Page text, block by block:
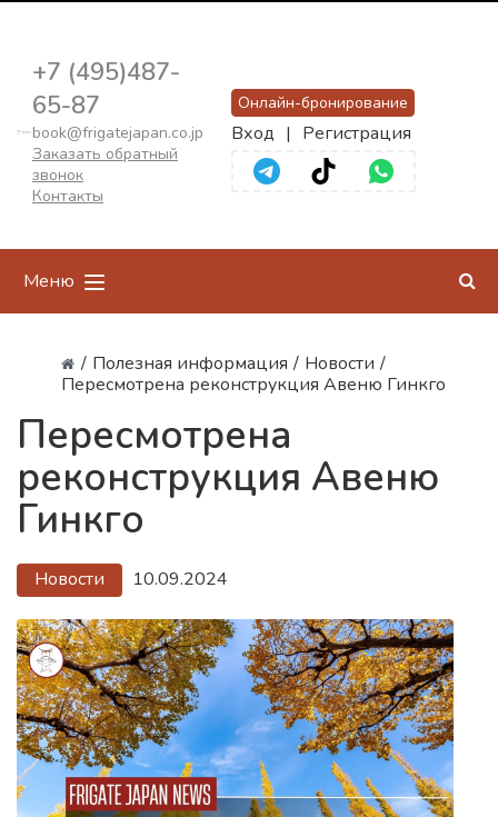
+7 (495)487-
65-87
book@frigatejapan.co.jp
Заказать обратный
звонок
Контакты
Онлайн-бронирование
Вход | Регистрация
Меню
/ Полезная информация / Новости /
Пересмотрена реконструкция Авеню Гинкго
Пересмотрена
реконструкция Авеню
Гинкго
Новости 10.09.2024